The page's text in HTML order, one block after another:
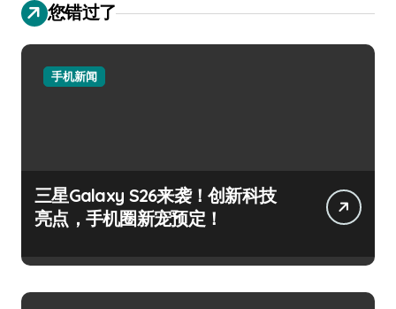
您错过了
手机新闻
三星Galaxy S26来袭！创新科技
亮点，手机圈新宠预定！